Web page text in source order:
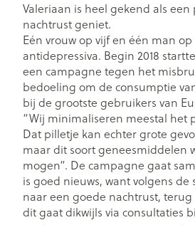
Dieet, voeding en
vitamines
Toon
Zwangerschap en
kinderen
Toon
Vitaliteit 50+
Toon
Natuur geneeskunde
Toon
Thuiszorg en EHBO
Toon
Valeriaan is heel gekend als
nachtrust geniet.
Eén vrouw op vijf en één man
antidepressiva. Begin 2018
een campagne tegen het
bedoeling om de consumptie
bij de grootste gebruikers van
“Wij minimaliseren meestal het
Dat pilletje kan echter grote
maar dit soort geneesmiddelen
mogen”. De campagne gaat
is goed nieuws, want volgens
naar een goede nachtrust,
dit gaat dikwijls via consultaties